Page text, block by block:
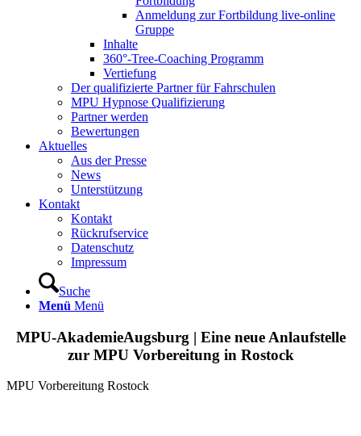
Anmeldung zur Fortbildung live-online
Gruppe
Inhalte
360°-Tree-Coaching Programm
Vertiefung
Der qualifizierte Partner für Fahrschulen
MPU Hypnose Qualifizierung
Partner werden
Bewertungen
Aktuelles
Aus der Presse
News
Unterstützung
Kontakt
Kontakt
Rückrufservice
Datenschutz
Impressum
Suche
Menü Menü
MPU-AkademieAugsburg | Eine neue Anlaufstelle
zur MPU Vorbereitung in Rostock
MPU Vorbereitung Rostock